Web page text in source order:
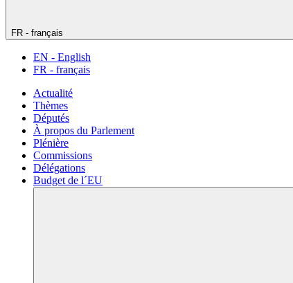
FR - français
EN - English
FR - français
Actualité
Thèmes
Députés
À propos du Parlement
Plénière
Commissions
Délégations
Budget de l´EU